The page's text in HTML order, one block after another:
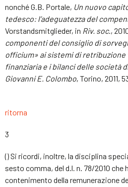
nonché G.B. Portale, Un nuovo
tedesco: l’adeguatezza del
Vorstandsmitglieder, in Riv. soc.,
componenti del consiglio di
officium» ai sistemi di retribuzione
finanziaria e i bilanci delle società
Giovanni E. Colombo, Torino, 2011,
ritorna
3
() Si ricordi, inoltre, la disciplina
sesto comma, del d.l. n. 78/2010
contenimento della remunerazione